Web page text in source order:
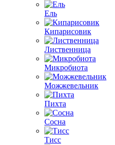
Ель
Кипарисовик
Лиственница
Микробиота
Можжевельник
Пихта
Сосна
Тисс